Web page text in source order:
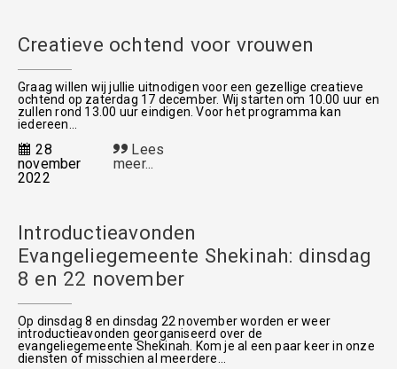
Creatieve ochtend voor vrouwen
Graag willen wij jullie uitnodigen voor een gezellige creatieve
ochtend op zaterdag 17 december. Wij starten om 10.00 uur en
zullen rond 13.00 uur eindigen. Voor het programma kan
iedereen...
28
november
2022
Lees
meer...
Introductieavonden
Evangeliegemeente Shekinah: dinsdag
8 en 22 november
Op dinsdag 8 en dinsdag 22 november worden er weer
introductieavonden georganiseerd over de
evangeliegemeente Shekinah. Kom je al een paar keer in onze
diensten of misschien al meerdere...